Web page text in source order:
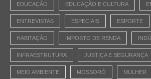
EDUCAÇÃO EDUCAÇÃO E CULTURA
ENTREVISTAS ESPECIAIS ESPORTE
HABITAÇÃO IMPOSTO DE RENDA
INFRAESTRUTURA JUSTIÇA E SEGURANÇA
MEIO AMBIENTE MOSSORÓ MULHER